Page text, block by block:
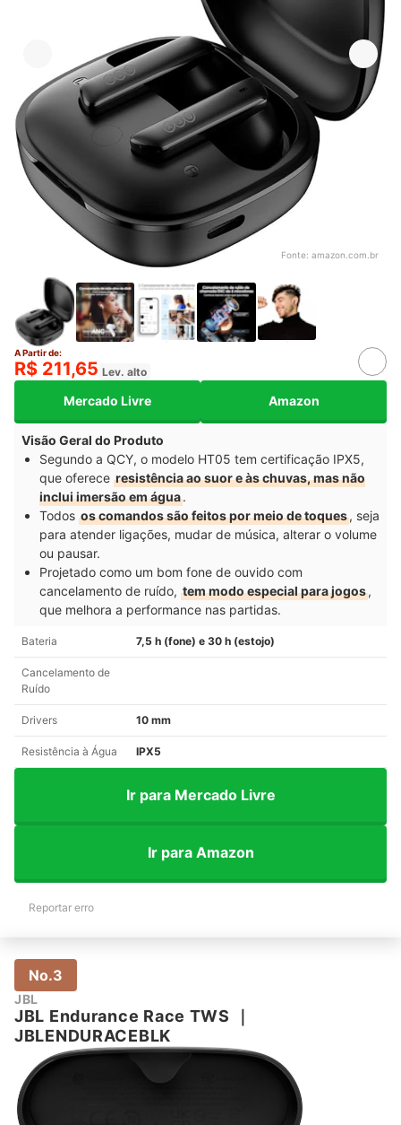
Fonte: amazon.com.br
A Partir de:
R$ 211,65 Lev. alto
Mercado Livre Amazon
Visão Geral do Produto
Segundo a QCY, o modelo HT05 tem certificação IPX5,
que oferece resistência ao suor e às chuvas, mas não
inclui imersão em água.
Todos os comandos são feitos por meio de toques, seja
para atender ligações, mudar de música, alterar o volume
ou pausar.
Projetado como um bom fone de ouvido com
cancelamento de ruído, tem modo especial para jogos,
que melhora a performance nas partidas.
Bateria 7,5 h (fone) e 30 h (estojo)
Cancelamento de
Ruído
Drivers 10 mm
Resistência à Água IPX5
Ir para Mercado Livre
Ir para Amazon
Reportar erro
No.3
JBL
JBL Endurance Race TWS
JBLENDURACEBLK